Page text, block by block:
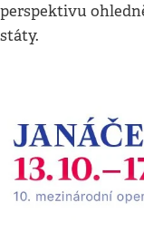
perspektivu
státy.